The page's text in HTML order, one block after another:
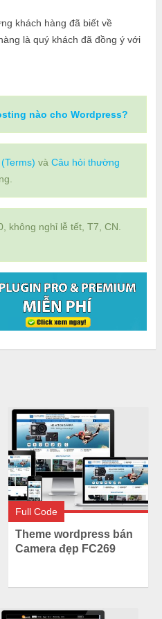
khách hàng đã biết về
là quý khách đã đồng ý với
nào cho Wordpress?
và Câu hỏi thường
không nghỉ lễ tết, T7, CN.
Full Code
Theme wordpress bán
Camera đẹp FC269